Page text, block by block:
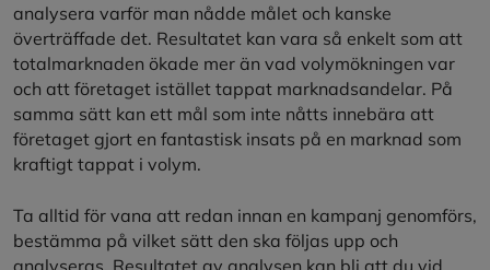
analysera varför man nådde målet och kanske
överträffade det. Resultatet kan vara så enkelt som att
totalmarknaden ökade mer än vad volymökningen var
och att företaget istället tappat marknadsandelar. På
samma sätt kan ett mål som inte nåtts innebära att
företaget gjort en fantastisk insats på en marknad som
kraftigt tappat i volym.
Ta alltid för vana att redan innan en kampanj genomförs,
bestämma på vilket sätt den ska följas upp och
analyseras. Resultatet av analysen kan bli att du vid